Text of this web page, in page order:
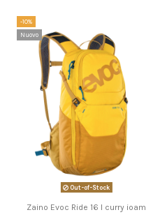
-10%
Nuovo
Out-of-Stock
Zaino Evoc Ride 16 l curry ioam